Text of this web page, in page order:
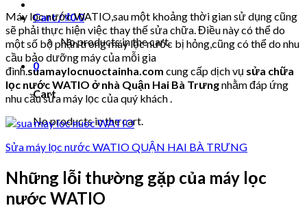
Cart /₫00
No products in the cart.
0
Cart
No products in the cart.
Máy lọc nước WATIO,sau một khoảng thời gian sử dụng cũng
sẽ phải thực hiện việc thay thế sửa chữa. Điều này có thể do
một số bộ phận trong máy lọc nước bị hỏng,cũng có thể do nhu
cầu bảo dưỡng máy của mỗi gia
đình.suamaylocnuoctainha.com cung cấp dịch vụ sửa chữa
lọc nước WATIO ở nhà Quận Hai Bà Trưngnhằm đáp ứng
nhu cầu sửa máy lọc của quý khách .
Sửa máy lọc nước WATIO QUẬN HAI BÀ TRƯNG
Những lỗi thường gặp của máy lọc
nước WATIO